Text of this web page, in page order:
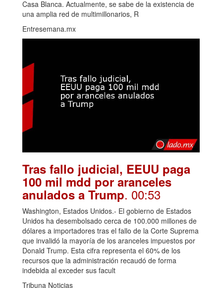
Casa Blanca. Actualmente, se sabe de la existencia de
una amplia red de multimillonarios, R
Entresemana.mx
Tras fallo judicial, EEUU paga
100 mil mdd por aranceles
anulados a Trump. 00:53
Washington, Estados Unidos.- El gobierno de Estados
Unidos ha desembolsado cerca de 100.000 millones de
dólares a importadores tras el fallo de la Corte Suprema
que invalidó la mayoría de los aranceles impuestos por
Donald Trump. Esta cifra representa el 60% de los
recursos que la administración recaudó de forma
indebida al exceder sus facult
Tribuna Noticias